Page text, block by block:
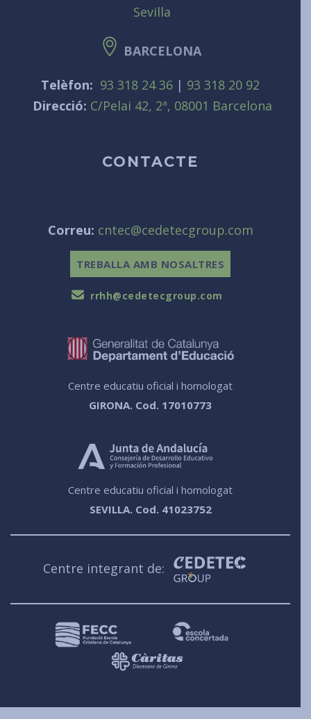
Sevilla
BARCELONA
Telèfon: 93 318 24 36 | 93 318 20 92
Direcció: C/Pelai 42, 2ª, 08001 Barcelona
CONTACTE
Correu: cntec@cedetecgroup.com
TREBALLA AMB NOSALTRES
rrhh@cedetecgroup.com
Centre educatiu oficial i homologat
GIRONA. Cod. 17010773
Centre educatiu oficial i homologat
SEVILLA. Cod. 41023752
Centre integrant de: